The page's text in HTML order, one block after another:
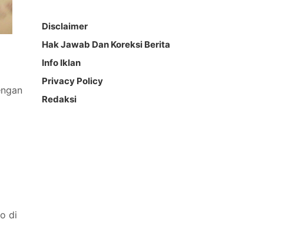
di
Disclaimer
Hak Jawab Dan Koreksi Berita
Info Iklan
Privacy Policy
Redaksi